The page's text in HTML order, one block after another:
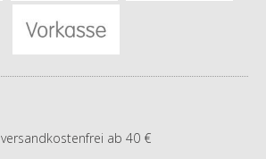
versandkostenfrei ab 40 €